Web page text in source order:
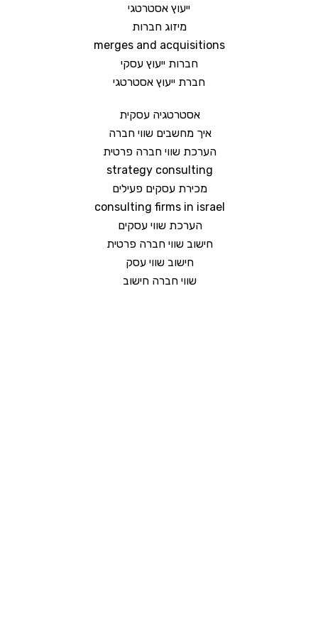
ייעוץ אסטרטגי
מיזוג חברות
merges and acquisitions
חברות ייעוץ עסקי
חברת ייעוץ אסטרטגי
אסטרטגיה עסקית
איך מחשבים שווי חברה
הערכת שווי חברה פרטית
strategy consulting
מכירת עסקים פעילים
consulting firms in israel
הערכת שווי עסקים
חישוב שווי חברה פרטית
חישוב שווי עסק
שווי חברה חישוב